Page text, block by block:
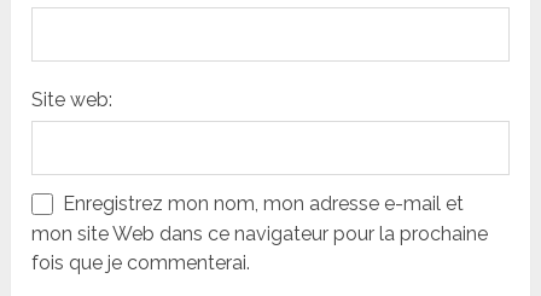
Site web:
Enregistrez mon nom, mon adresse e-mail et
mon site Web dans ce navigateur pour la prochaine
fois que je commenterai.